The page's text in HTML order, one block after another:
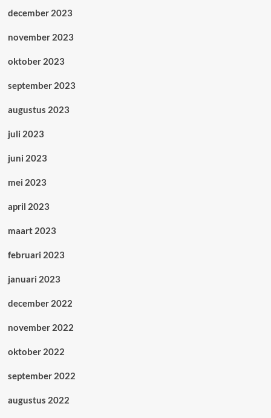
december 2023
november 2023
oktober 2023
september 2023
augustus 2023
juli 2023
juni 2023
mei 2023
april 2023
maart 2023
februari 2023
januari 2023
december 2022
november 2022
oktober 2022
september 2022
augustus 2022